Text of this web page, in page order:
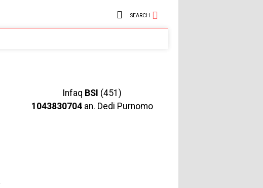
SEARCH
Infaq BSI (451)
1043830704an. Dedi Purnomo